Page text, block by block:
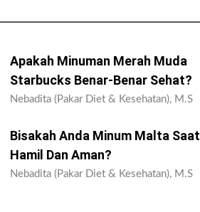
Apakah Minuman Merah Muda
Starbucks Benar-Benar Sehat?
Nebadita (Pakar Diet & Kesehatan), M.S
Bisakah Anda Minum Malta Saat
Hamil Dan Aman?
Nebadita (Pakar Diet & Kesehatan), M.S